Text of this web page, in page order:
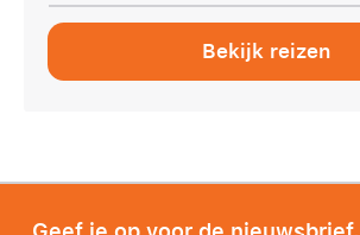
Bekijk reizen